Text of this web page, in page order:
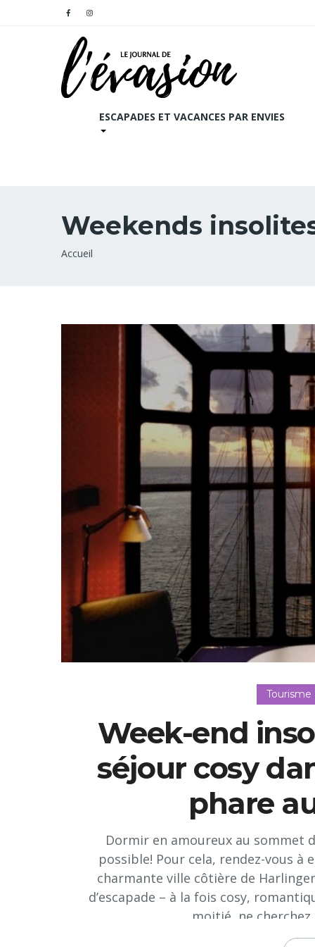
ESCAPADES ET VACANCES PAR ENVIES
Weekends
Fil
Accueil
Week-end
séjour cosy
phare
Dormir en amoureux au sommet
possible! Pour cela, rendez-vous à
charmante ville côtière de
d’escapade – à la fois cosy,
moitié, ne cherchez